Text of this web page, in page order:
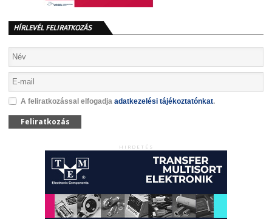
HÍRLEVÉL FELIRATKOZÁS
A feliratkozással elfogadja adatkezelési tájékoztatónkat.
Feliratkozás
HIRDETÉS